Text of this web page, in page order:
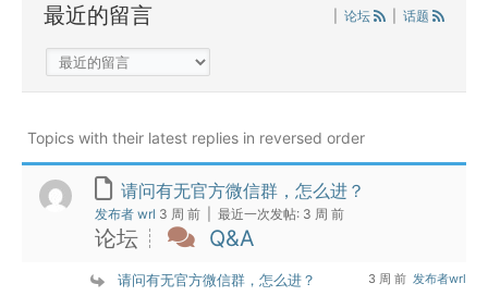
最近的留言 论坛 话题
Topics with their latest replies in reversed order
请问有无官方微信群，怎么进？
发布者 wrl 3 周 前 | 最近一次发帖: 3 周 前
论坛 Q&A
请问有无官方微信群，怎么进？ 3 周 前 发布者wrl